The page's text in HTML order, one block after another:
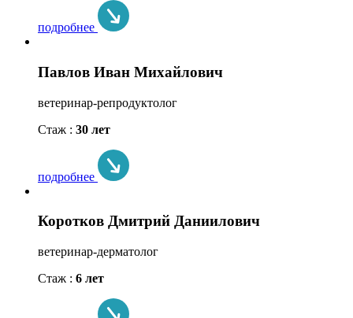
подробнее
Павлов Иван Михайлович
ветеринар-репродуктолог
Стаж : 30 лет
подробнее
Коротков Дмитрий Даниилович
ветеринар-дерматолог
Стаж : 6 лет